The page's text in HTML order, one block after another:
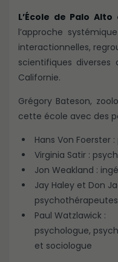
L’École de Palo
l’approche
interactionnelles,
scientifiques
Californie.
Grégory Bateson,
cette école avec des
Hans Von Foerster
Virginia Satir :
Jon Weakland :
Jay Haley et Don
psychothérapeutes
Paul Watzlawick :
psychologue,
et sociologue